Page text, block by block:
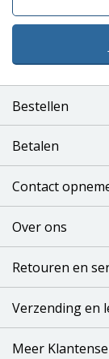
Bestellen
Betalen
Contact
Over ons
Retouren en
Verzending en
Meer